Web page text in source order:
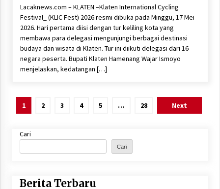
Lacaknews.com – KLATEN –Klaten International Cycling
Festival_ (KLIC Fest) 2026 resmi dibuka pada Minggu, 17 Mei
2026. Hari pertama diisi dengan tur keliling kota yang
membawa para delegasi mengunjungi berbagai destinasi
budaya dan wisata di Klaten. Tur ini diikuti delegasi dari 16
negara peserta. Bupati Klaten Hamenang Wajar Ismoyo
menjelaskan, kedatangan […]
Paginasi
1 2 3 4 5 … 28 Next
Cari
Cari
Berita Terbaru